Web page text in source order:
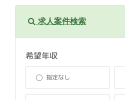
求人案件検索
希望年収
指定なし